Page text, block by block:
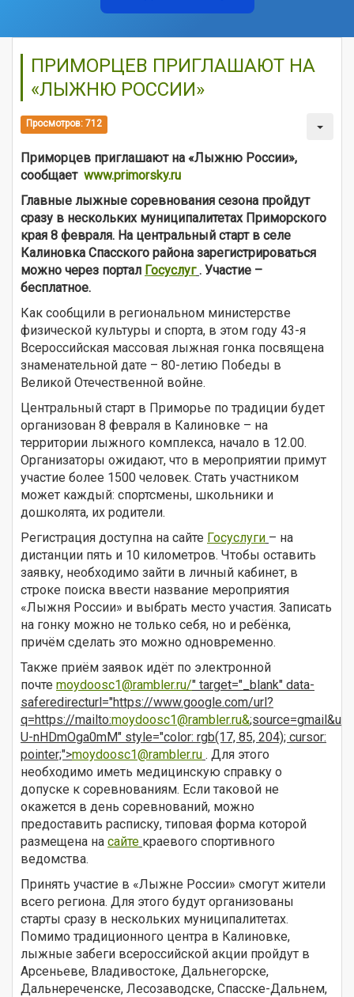
ПРИМОРЦЕВ ПРИГЛАШАЮТ НА
«ЛЫЖНЮ РОССИИ»
Просмотров: 712
Приморцев приглашают на «Лыжню России»,
сообщает www.primorsky.ru
Главные лыжные соревнования сезона пройдут
сразу в нескольких муниципалитетах Приморского
края 8 февраля. На центральный старт в селе
Калиновка Спасского района зарегистрироваться
можно через портал Госуслуг . Участие –
бесплатное.
Как сообщили в региональном министерстве
физической культуры и спорта, в этом году 43-я
Всероссийская массовая лыжная гонка посвящена
знаменательной дате – 80-летию Победы в
Великой Отечественной войне.
Центральный старт в Приморье по традиции будет
организован 8 февраля в Калиновке – на
территории лыжного комплекса, начало в 12.00.
Организаторы ожидают, что в мероприятии примут
участие более 1500 человек. Стать участником
может каждый: спортсмены, школьники и
дошколята, их родители.
Регистрация доступна на сайте Госуслуги – на
дистанции пять и 10 километров. Чтобы оставить
заявку, необходимо зайти в личный кабинет, в
строке поиска ввести название мероприятия
«Лыжня России» и выбрать место участия. Записать
на гонку можно не только себя, но и ребёнка,
причём сделать это можно одновременно.
Также приём заявок идёт по электронной
почте moydoosc1@rambler.ru/" target="_blank" data-
saferedirecturl="https://www.google.com/url?
q=https://mailto:moydoosc1@rambler.ru&
U-nHDmOga0mM" style="color: rgb(17, 85, 204); cursor:
pointer;">moydoosc1@rambler.ru . Для этого
необходимо иметь медицинскую справку о
допуске к соревнованиям. Если таковой не
окажется в день соревнований, можно
предоставить расписку, типовая форма которой
размещена на сайте краевого спортивного
ведомства.
Принять участие в «Лыжне России» смогут жители
всего региона. Для этого будут организованы
старты сразу в нескольких муниципалитетах.
Помимо традиционного центра в Калиновке,
лыжные забеги всероссийской акции пройдут в
Арсеньеве, Владивостоке, Дальнегорске,
Дальнереченске, Лесозаводске, Спасске-Дальнем,